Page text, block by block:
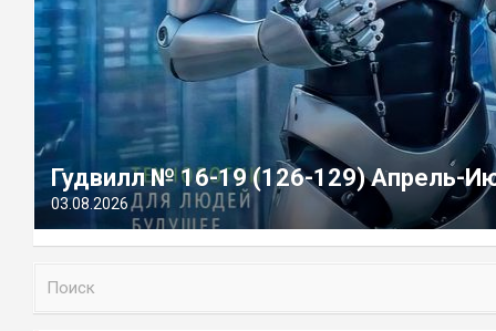
Гудвилл № 16-19 (126-129) Апрель-
03.08.2026